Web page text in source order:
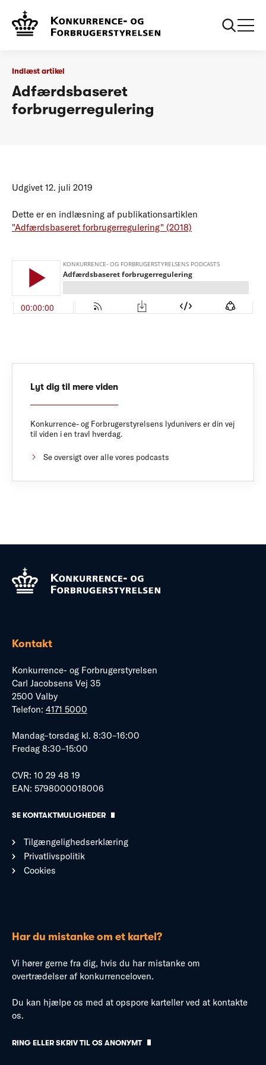
Podcasts
Indlæst artikel
Adfærdsbaseret
forbrugerregulering
Udgivet 12. juli 2019
Dette er en indlæsning af publikationsartiklen
"Adfærdsbaseret forbrugerregulering" (2018)
Lyt dig til mere viden
Konkurrence- og Forbrugerstyrelsens lydunivers er din vej
til viden i en travl hverdag.
Se oversigt over alle vores podcasts
Kontakt
Konkurrence- og Forbrugerstyrelsen
Carl Jacobsens Vej 35
2500 Valby
Telefon: 4171 5000
Mandag–torsdag kl. 8:30–16:00
Fredag 8:30–15:00
CVR: 10 29 48 19
EAN: 5798000018006
SE KONTAKTMULIGHEDER
Tilgængelighedserklæring
Privatlivspolitik
Cookies
Har du mistanke om et kartel?
Vi hører gerne fra dig, hvis du har mistanke om
overtrædelser af konkurrenceloven.
Du kan hjælpe os med at opspore karteller ved at kontakte
os.
RING ELLER SKRIV TIL OS ANONYMT